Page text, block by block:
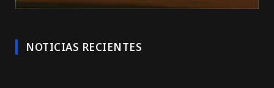
NOTICIAS RECIENTES